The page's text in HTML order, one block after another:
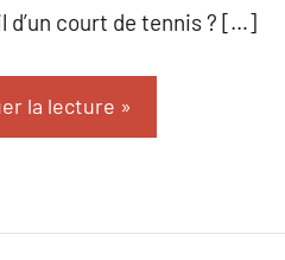
d’un court de tennis ? […]
la lecture